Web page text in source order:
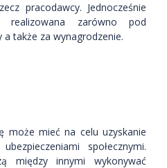
pracodawcy. Jednocześnie
zarówno pod
także za wynagrodzenie.
może mieć na celu uzyskanie
społecznymi.
między innymi wykonywać